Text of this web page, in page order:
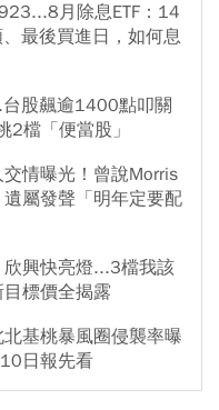
月除息ETF：14
最後買進日，如何息
股飆逾1400點叩關
2檔「便當股」
情曝光！曾說Morris
屬發聲「明年定要配
興快亮燈...3檔我該
標價全揭露
基桃暴風圈侵襲率曝
日報先看